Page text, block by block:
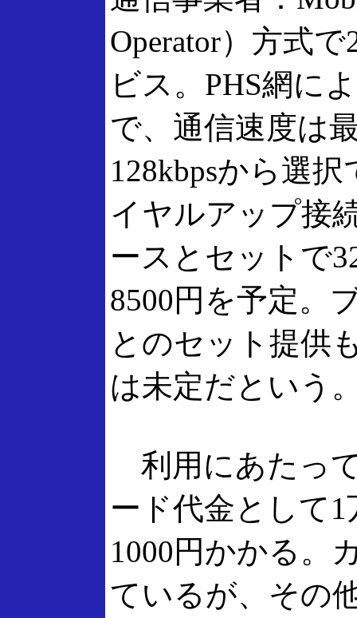
Operator）方式
ビス。PHS網に
で、通信速度は
128kbpsから選
イヤルアップ接
ースとセットで
8500円を予定。
とのセット提供
は未定だという
利用にあたっ
ード代金として
1000円かかる。
ているが、その